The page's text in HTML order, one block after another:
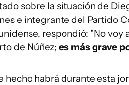
sobre la situación de
e integrante del Partido
respondió: "No voy
de Núñez; es más grave
hecho habrá durante esta